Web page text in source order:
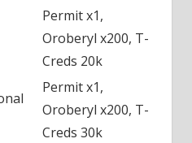
Permit x1,
Oroberyl x200, T-
Creds 20k
Permit x1,
Oroberyl x200, T-
Creds 30k